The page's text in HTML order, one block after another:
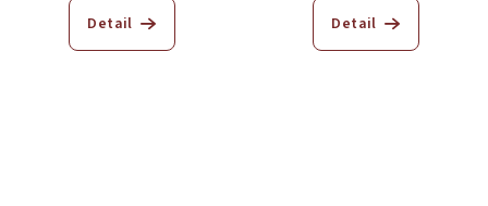
Detail Detail